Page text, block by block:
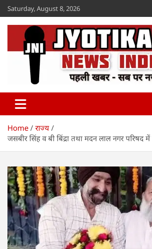
Skip
to
content
Saturday, August 8, 2026
Jyotikan
Home
राज्य
जसबीर सिंह व बी बिंद्रा तथा मदन लाल नगर परिषद